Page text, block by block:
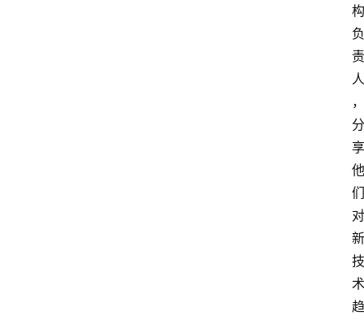
构
负
责
人
，
分
享
他
们
对
新
技
术
趋